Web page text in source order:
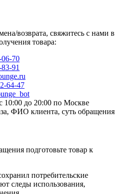
возврата, свяжитесь с нами в
товара:
70
91
64-47
10:00 до 20:00 по Москве
ФИО клиента, суть обращения
подготовьте товар к
потребительские
следы использования,